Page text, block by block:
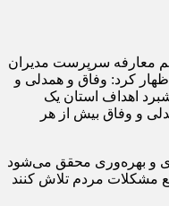
معارفه سرپرست مدیران
کرد: وفاق و همدلی و
اهداف استان یک
و وفاق بیش از هر
و بهره‌وری محقق می‌شود
مشکلات مردم تلاش کنند